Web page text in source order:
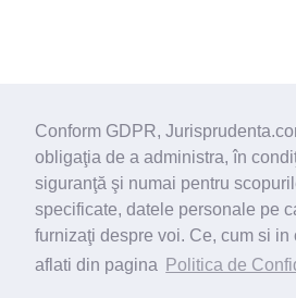
Conform GDPR,
obligaţia de a administra, în
siguranţă şi numai pentru
specificate, datele personale pe
furnizaţi despre voi. Ce, cum si in
aflati din pagina
Politica de